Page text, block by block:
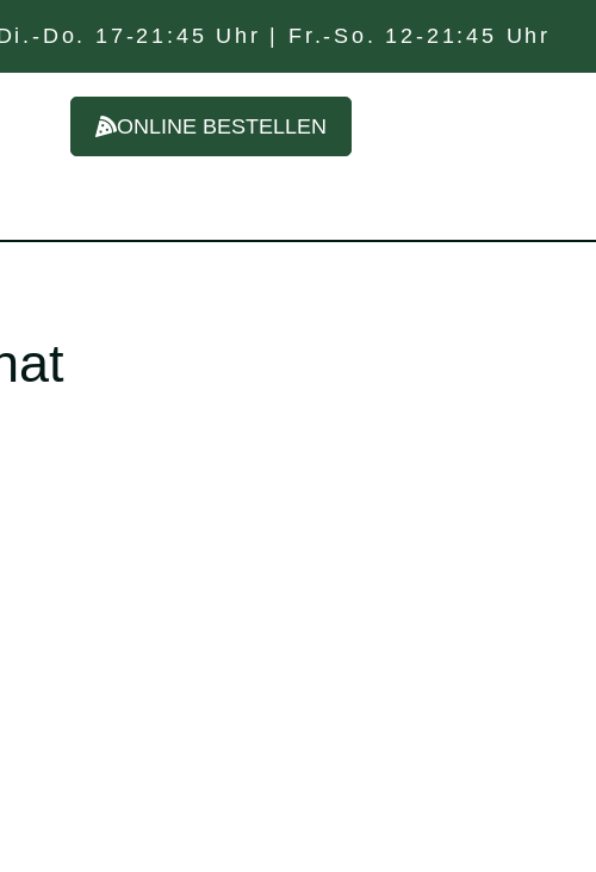
Do. 17-21:45 Uhr | Fr.-So. 12-21:45 Uhr
ONLINE BESTELLEN